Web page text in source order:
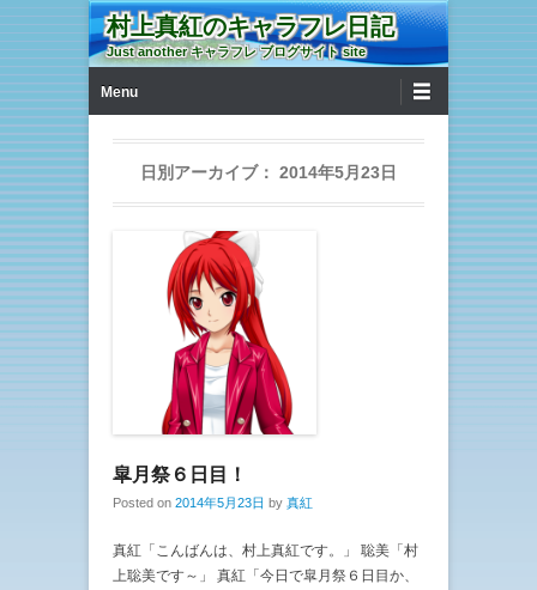
村上真紅のキャラフレ日記
Just another キャラフレ ブログサイト site
Menu
日別アーカイブ： 2014年5月23日
皐月祭６日目！
Posted on 2014年5月23日 by 真紅
真紅「こんばんは、村上真紅です。」 聡美「村
上聡美です～」 真紅「今日で皐月祭６日目か、